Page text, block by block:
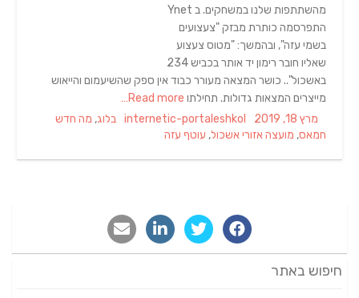
מהשתתפות שלנו במשחקים. ב Ynet
התפרסמה כותרת מבזק "צעצועים
בשמי עזה", ובהמשך: "מטוס צעצוע
שאליו חובר רימון יד אותר בכביש 234
באשכול".. כושר המצאה מעורר כבוד אין ספק שהשיעמום והייאוש
מייצרים המצאות גדולות. תחילתו
Posted
on
מרץ 18, 2019 Author
internetic-portaleshkol
Categories
בלוג, מה חדש
חמאס, מועצה אזורי אשכול, עוטף עזה
חיפוש באתר